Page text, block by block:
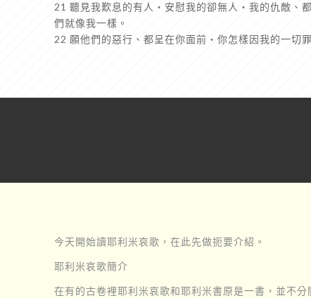
21 聽見我歎息的有人‧安慰我的卻無人‧我的仇敵、
們就像我一樣。
22 願他們的惡行、都呈在你面前‧你怎樣因我的一切
今天開始讀耶利米哀歌，在此先做扼要介紹。
耶利米哀歌簡介
在有的古卷裡耶利米哀歌和耶利米書原是一書，並不